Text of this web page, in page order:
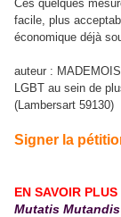
Ces quelques
facile, plus
économique déjà
auteur :
LGBT au sein de
(Lambersart 59130)
Signer la
EN SAVOIR PLUS
Mutatis Mutandis